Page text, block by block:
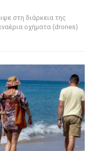
στη διάρκεια της
οχήματα (drones)